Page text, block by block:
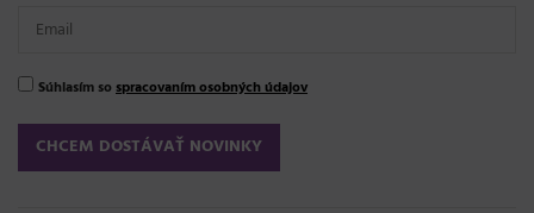
Súhlasím so spracovaním osobných údajov